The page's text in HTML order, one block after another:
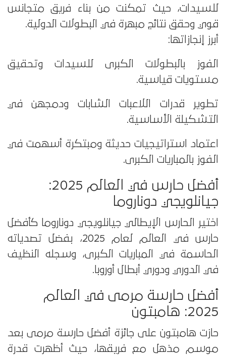
للسيدات، حيث تمكنت من بناء فريق متجانس
قوي وحقق نتائج مبهرة في البطولات الدولية.
أبرز إنجازاتها:
الفوز بالبطولات الكبرى للسيدات وتحقيق
مستويات قياسية.
تطوير قدرات اللاعبات الشابات ودمجهن في
التشكيلة الأساسية.
اعتماد استراتيجيات حديثة ومبتكرة أسهمت في
الفوز بالمباريات الكبرى.
أفضل حارس في العالم 2025:
جيانلويجي دوناروما
اختير الحارس الإيطالي جيانلويجي دوناروما كأفضل
حارس في العالم لعام 2025، بفضل تصدياته
الحاسمة في المباريات الكبرى، وسجله النظيف
في الدوري ودوري أبطال أوروبا.
أفضل حارسة مرمى في العالم
2025: هامبتون
حازت هامبتون على جائزة أفضل حارسة مرمى بعد
موسم مذهل مع فريقها، حيث أظهرت قدرة